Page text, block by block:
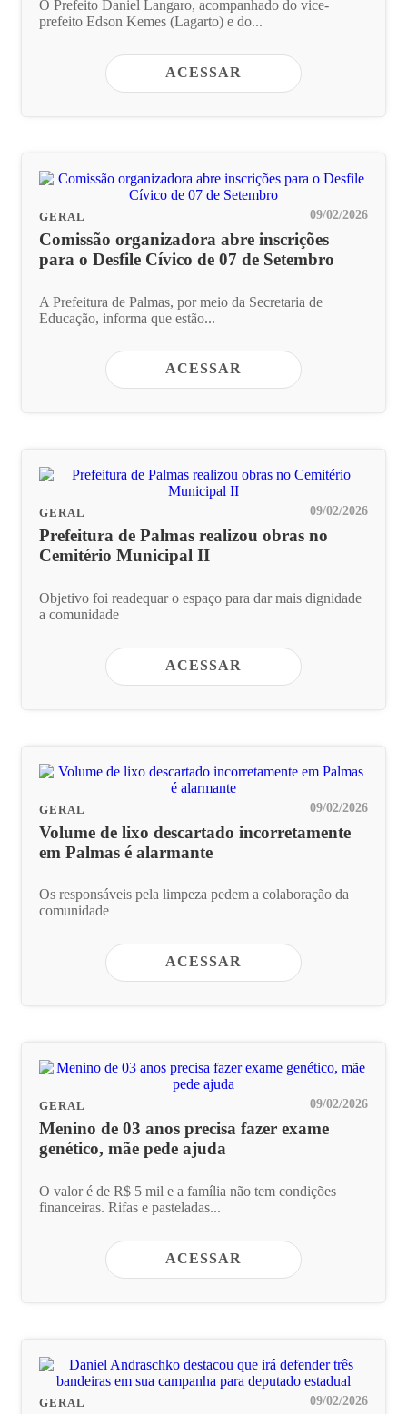
O Prefeito Daniel Langaro, acompanhado do vice-
prefeito Edson Kemes (Lagarto) e do...
ACESSAR
GERAL 09/02/2026
Comissão organizadora abre inscrições
para o Desfile Cívico de 07 de Setembro
A Prefeitura de Palmas, por meio da Secretaria de
Educação, informa que estão...
ACESSAR
GERAL 09/02/2026
Prefeitura de Palmas realizou obras no
Cemitério Municipal II
Objetivo foi readequar o espaço para dar mais dignidade
a comunidade
ACESSAR
GERAL 09/02/2026
Volume de lixo descartado incorretamente
em Palmas é alarmante
Os responsáveis pela limpeza pedem a colaboração da
comunidade
ACESSAR
GERAL 09/02/2026
Menino de 03 anos precisa fazer exame
genético, mãe pede ajuda
O valor é de R$ 5 mil e a família não tem condições
financeiras. Rifas e pasteladas...
ACESSAR
GERAL 09/02/2026